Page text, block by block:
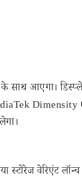
साथ आएगा।
Dimensity
वेरिएंट